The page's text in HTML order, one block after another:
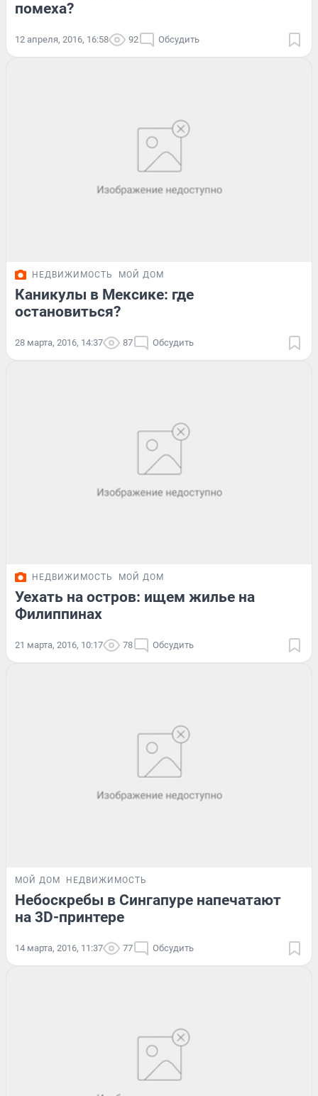
помеха?
12 апреля, 2016, 16:58 92 Обсудить
НЕДВИЖИМОСТЬ МОЙ ДОМ
Каникулы в Мексике: где
остановиться?
28 марта, 2016, 14:37 87 Обсудить
НЕДВИЖИМОСТЬ МОЙ ДОМ
Уехать на остров: ищем жилье на
Филиппинах
21 марта, 2016, 10:17 78 Обсудить
МОЙ ДОМ НЕДВИЖИМОСТЬ
Небоскребы в Сингапуре напечатают
на 3D-принтере
14 марта, 2016, 11:37 77 Обсудить